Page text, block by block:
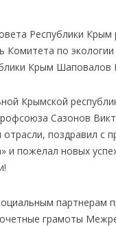
Республики Крым
Комитета по
Крым Шаповалов
Крымской
Сазонов
поздравил с
и пожелал новых
партнерам
грамоты